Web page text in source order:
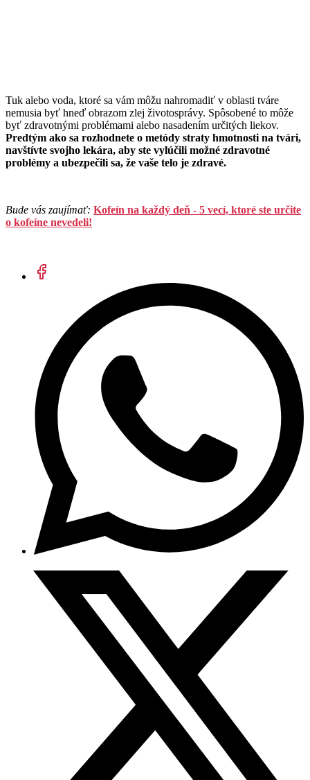
Tuk alebo voda, ktoré sa vám môžu nahromadiť v oblasti tváre
nemusia byť hneď obrazom zlej životosprávy. Spôsobené to môže
byť zdravotnými problémami alebo nasadením určitých liekov.
Predtým ako sa rozhodnete o metódy straty hmotnosti na tvári,
navštívte svojho lekára, aby ste vylúčili možné zdravotné
problémy a ubezpečili sa, že vaše telo je zdravé.
Bude vás zaujímať: Kofeín na každý deň - 5 vecí, ktoré ste určite
o kofeíne nevedeli!